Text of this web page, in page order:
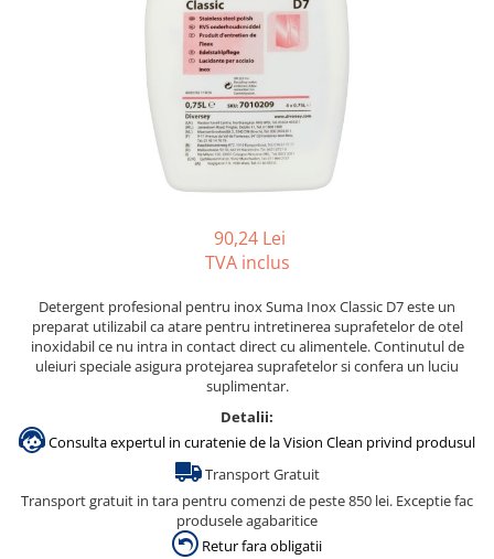
Gama de cosmetice hoteliere
Gama de cosmetice hoteliere Sense
90,24 Lei
TVA inclus
Detergent profesional pentru inox Suma Inox Classic D7 este un
preparat utilizabil ca atare pentru intretinerea suprafetelor de otel
inoxidabil ce nu intra in contact direct cu alimentele. Continutul de
uleiuri speciale asigura protejarea suprafetelor si confera un luciu
suplimentar.
Detalii:
Consulta expertul in curatenie de la Vision Clean privind produsul
Transport Gratuit
Transport gratuit in tara pentru comenzi de peste 850 lei. Exceptie fac
produsele agabaritice
Retur fara obligatii